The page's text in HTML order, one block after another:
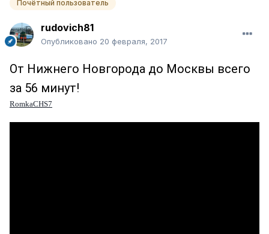
Почётный пользователь
rudovich81
Опубликовано 20 февраля, 2017
От Нижнего Новгорода до Москвы всего
за 56 минут!
RomkaCHS7